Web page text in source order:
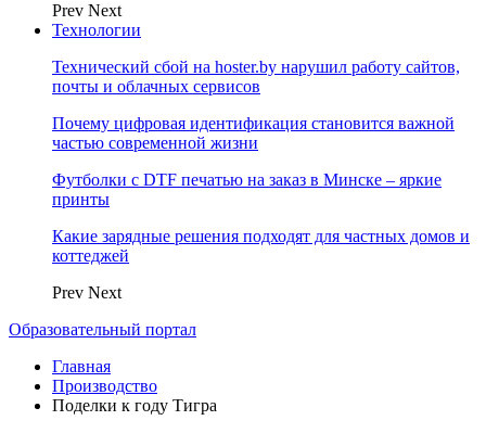
Prev Next
Технологии
Технический сбой на hoster.by нарушил работу сайтов,
почты и облачных сервисов
Почему цифровая идентификация становится важной
частью современной жизни
Футболки с DTF печатью на заказ в Минске – яркие
принты
Какие зарядные решения подходят для частных домов и
коттеджей
Prev Next
Образовательный портал
Главная
Производство
Поделки к году Тигра